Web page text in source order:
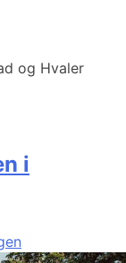
og Hvaler
i